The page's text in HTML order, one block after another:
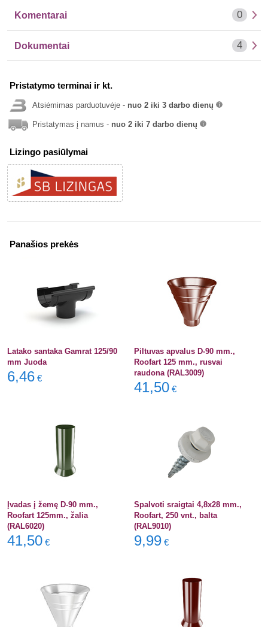
Komentarai 0
Dokumentai 4
Pristatymo terminai ir kt.
Atsiėmimas parduotuvėje - nuo 2 iki 3 darbo dienų
Pristatymas į namus - nuo 2 iki 7 darbo dienų
Lizingo pasiūlymai
Panašios prekės
Latako santaka Gamrat 125/90
mm Juoda
6,46 €
Piltuvas apvalus D-90 mm.,
Roofart 125 mm., rusvai
raudona (RAL3009)
41,50 €
Įvadas į žemę D-90 mm.,
Roofart 125mm., žalia
(RAL6020)
41,50 €
Spalvoti sraigtai 4,8x28 mm.,
Roofart, 250 vnt., balta
(RAL9010)
9,99 €